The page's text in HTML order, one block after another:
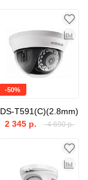
-50%
DS-T591(C)(2.8mm)
4 690 р.
2 345 р.